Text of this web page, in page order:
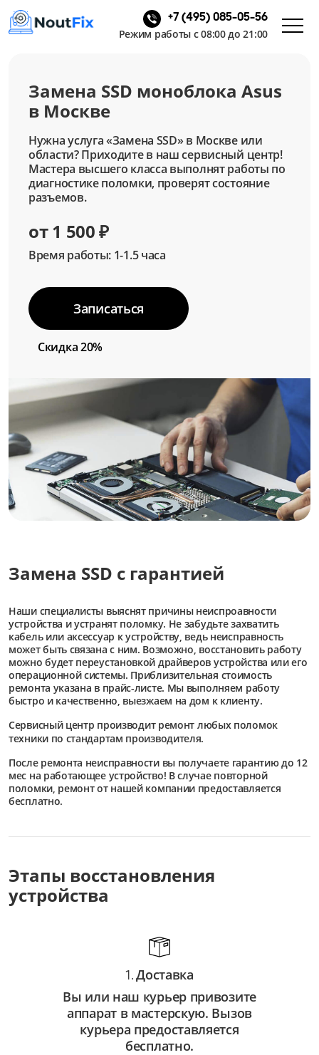
+7 (495) 085-05-56
Режим работы с 08:00 до 21:00
Замена SSD моноблока Asus
в Москве
Нужна услуга «Замена SSD» в Москве или
области? Приходите в наш сервисный центр!
Мастера высшего класса выполнят работы по
диагностике поломки, проверят состояние
разъемов.
от 1 500 ₽
Время работы: 1-1.5 часа
Записаться
Скидка 20%
Замена SSD с гарантией
Наши специалисты выяснят причины неиспроавности
устройства и устранят поломку. Не забудьте захватить
кабель или аксессуар к устройству, ведь неисправность
может быть связана с ним. Возможно, восстановить работу
можно будет переустановкой драйверов устройства или его
операционной системы. Приблизительная стоимость
ремонта указана в прайс-листе. Мы выполняем работу
быстро и качественно, выезжаем на дом к клиенту.
Сервисный центр производит ремонт любых поломок
техники по стандартам производителя.
После ремонта неисправности вы получаете гарантию до 12
мес на работающее устройство! В случае повторной
поломки, ремонт от нашей компании предоставляется
бесплатно.
Этапы восстановления
устройства
1.Доставка
Вы или наш курьер привозите
аппарат в мастерскую. Вызов
курьера предоставляется
бесплатно.